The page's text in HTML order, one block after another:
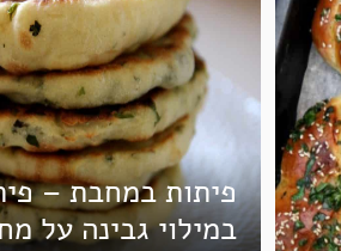
פיתות במחבת –
במילוי גבינה על